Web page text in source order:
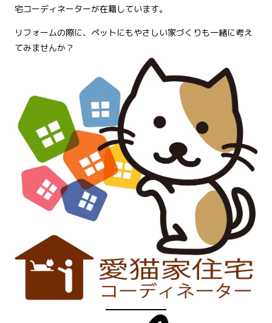
宅コーディネーターが在籍しています。
リフォームの際に、ペットにもやさしい家づくりも一緒に考え
てみませんか？